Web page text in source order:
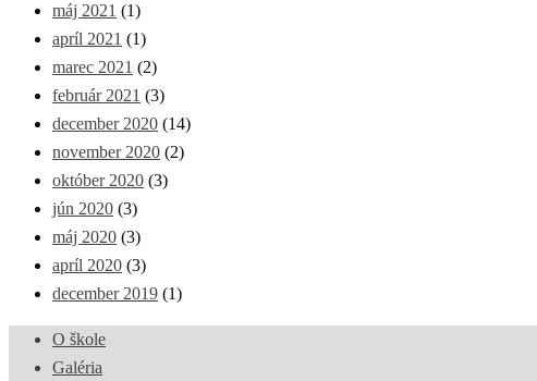
máj 2021 (1)
apríl 2021 (1)
marec 2021 (2)
február 2021 (3)
december 2020 (14)
november 2020 (2)
október 2020 (3)
jún 2020 (3)
máj 2020 (3)
apríl 2020 (3)
december 2019 (1)
O škole
Galéria